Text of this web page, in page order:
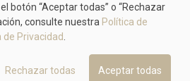
botón “Aceptar todas” o “Rechazar
consulte nuestra Política de
de Privacidad
Rechazar todas Aceptar todas